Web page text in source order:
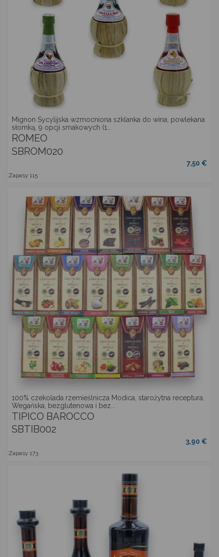
Mignon Sycylijska wzmocniona szklanka do wina, powlekana
słomką, 9 opcji smakowych (1...
ROMEO
SBROM020
7,50 €
Zapasy 115
100% czekolada rzemieślnicza Modica, starożytna receptura.
Wegańska, bezglutenowa i bez...
TIPICO BAROCCO
SBTIB002
3,90 €
Zapasy 173